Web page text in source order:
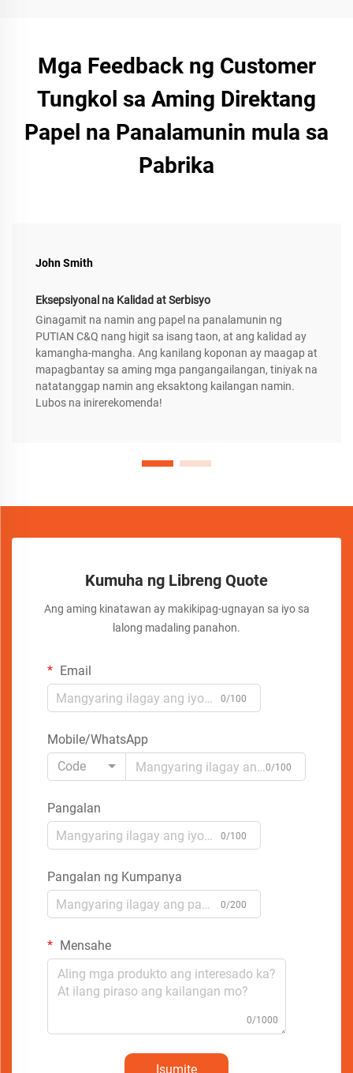
Mga Feedback ng Customer
Tungkol sa Aming Direktang
Papel na Panalamunin mula sa
Pabrika
John Smith
Eksepsiyonal na Kalidad at Serbisyo
Ginagamit na namin ang papel na panalamunin ng
PUTIAN C&Q nang higit sa isang taon, at ang kalidad ay
kamangha-mangha. Ang kanilang koponan ay maagap at
mapagbantay sa aming mga pangangailangan, tiniyak na
natatanggap namin ang eksaktong kailangan namin.
Lubos na inirerekomenda!
Kumuha ng Libreng Quote
Ang aming kinatawan ay makikipag-ugnayan sa iyo sa
lalong madaling panahon.
Email
0/100
Mobile/WhatsApp
Code
0/100
Pangalan
0/100
Pangalan ng Kumpanya
0/200
Mensahe
0/1000
Isumite